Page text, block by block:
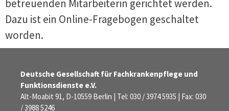
betreuenden Mitarbeiterin gerichtet werden.
Dazu ist ein Online-Fragebogen geschaltet
worden.
Deutsche Gesellschaft für Fachkrankenpflege und
Funktionsdienste e.V.
Alt-Moabit 91, D-10559 Berlin | Tel: 030 / 3974 5935 | Fax: 030
/ 3988 5246